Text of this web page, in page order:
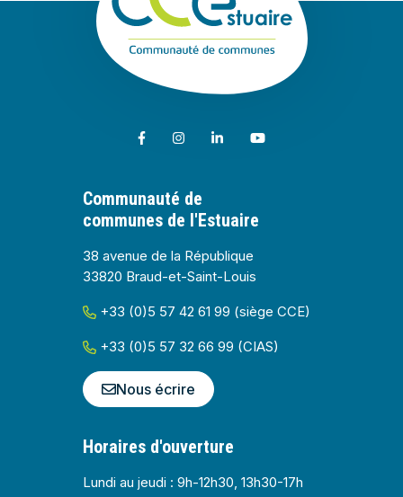
Lien vers le compte Facebook
Lien vers le compte Instagram
Lien vers le compte Linkedin
Lien vers la chaîne
Communauté de
communes de l'Estuaire
38 avenue de la République
33820 Braud-et-Saint-Louis
+33 (0)5 57 42 61 99 (siège CCE)
+33 (0)5 57 32 66 99 (CIAS)
Nous écrire
Horaires d'ouverture
Lundi au jeudi : 9h-12h30, 13h30-17h